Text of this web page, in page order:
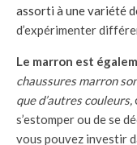
assorti à une variété
d’expérimenter
Le marron est
chaussures marron
que d’autres couleurs,
s’estomper ou de se
vous pouvez investir